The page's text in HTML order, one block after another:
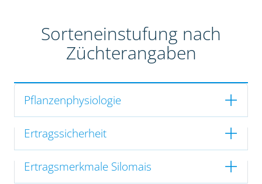
Sorteneinstufung nach
Züchterangaben
Pflanzenphysiologie
Ertragssicherheit
Ertragsmerkmale Silomais